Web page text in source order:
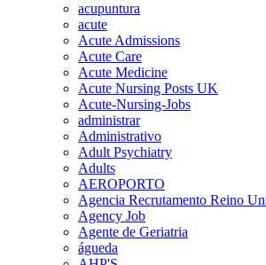
acupuntura
acute
Acute Admissions
Acute Care
Acute Medicine
Acute Nursing Posts UK
Acute-Nursing-Jobs
administrar
Administrativo
Adult Psychiatry
Adults
AEROPORTO
Agencia Recrutamento Reino
Agency Job
Agente de Geriatria
águeda